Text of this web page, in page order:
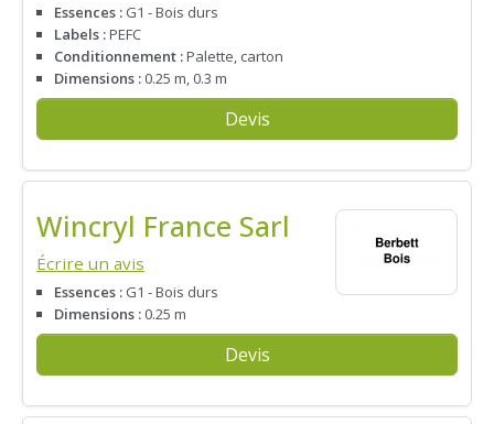
Essences : G1 - Bois durs
Labels :PEFC
Conditionnement :Palette, carton
Dimensions : 0.25 m, 0.3 m
Devis
Wincryl France Sarl
Écrire un avis
Essences : G1 - Bois durs
Dimensions : 0.25 m
Devis